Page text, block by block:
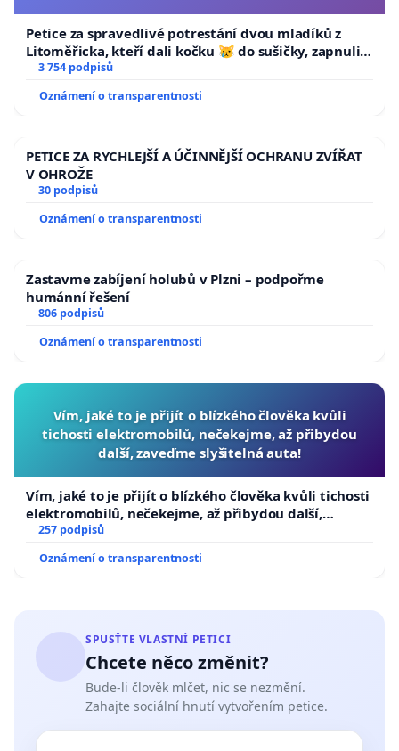
Petice za spravedlivé potrestání dvou mladíků z
Litoměřicka, kteří dali kočku 😿 do sušičky, zapnuli ji
a umírání zvířete natočili.
3 754 podpisů
Oznámení o transparentnosti
PETICE ZA RYCHLEJŠÍ A ÚČINNĚJŠÍ OCHRANU ZVÍŘAT
V OHROŽE
30 podpisů
Oznámení o transparentnosti
Zastavme zabíjení holubů v Plzni – podpořme
humánní řešení
806 podpisů
Oznámení o transparentnosti
Vím, jaké to je přijít o blízkého člověka kvůli
tichosti elektromobilů, nečekejme, až přibydou
další, zaveďme slyšitelná auta!
Vím, jaké to je přijít o blízkého člověka kvůli tichosti
elektromobilů, nečekejme, až přibydou další,
zaveďme slyšitelná auta!
257 podpisů
Oznámení o transparentnosti
SPUSŤTE VLASTNÍ PETICI
Chcete něco změnit?
Bude-li člověk mlčet, nic se nezmění.
Zahajte sociální hnutí vytvořením petice.